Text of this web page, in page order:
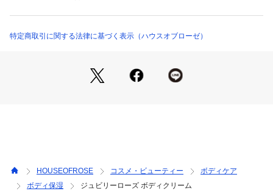
オイルリッチでやわらかく、ハリのあるしなやかなお肌に導き
ます。べたつかず、肌の内側（角層まで）はしっとりとしたう
使い方：適量を手にとり、お肌になじませてください。
特定商取引に関する法律に基づく表示（ハウスオブローゼ）
HOUSEOFROSE コスメ・ビューティー
ボディケア
ボディ保湿
ジュビリーローズ ボディクリーム